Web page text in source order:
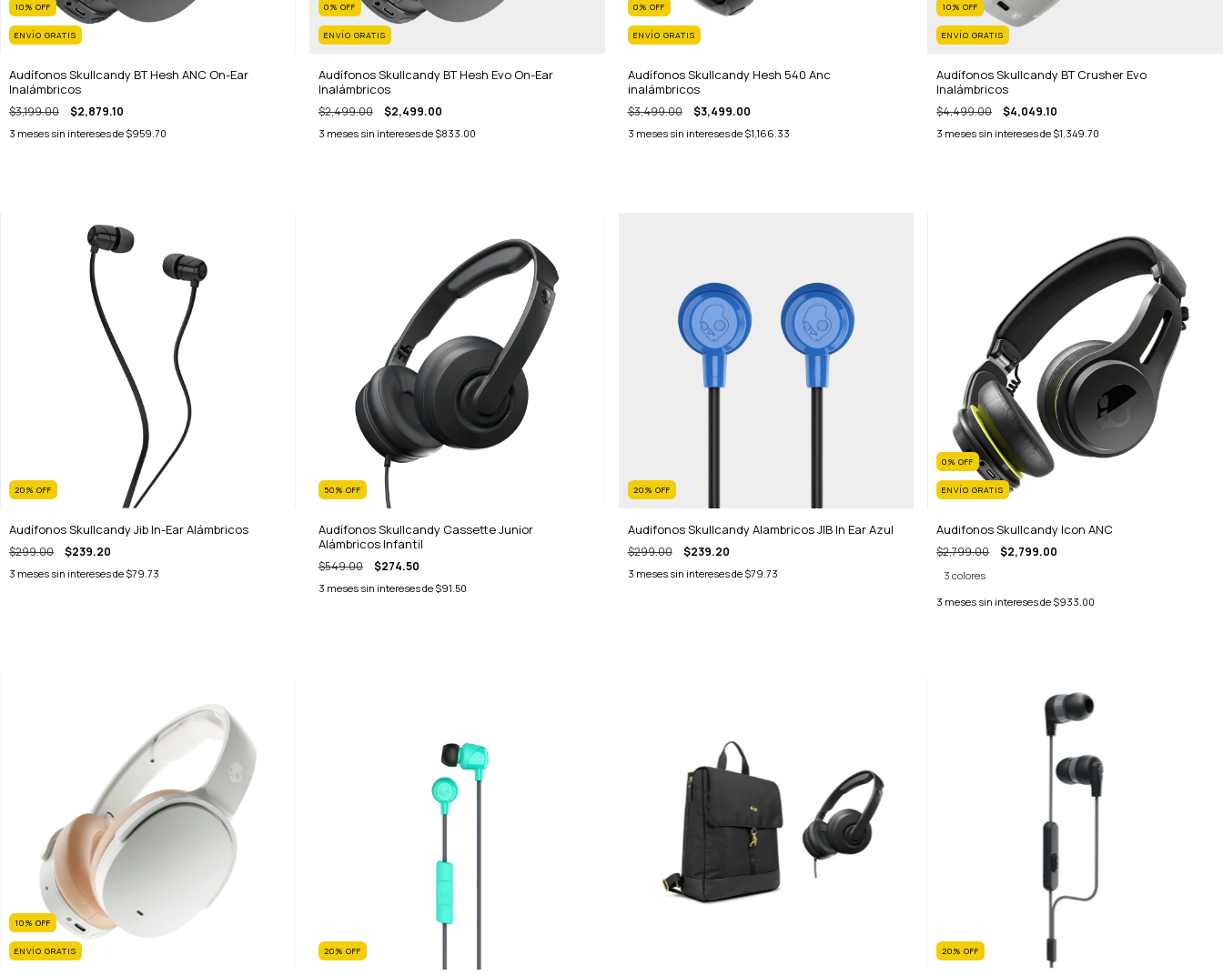
10% OFF
ENVÍO GRATIS
Audífonos Skullcandy BT Hesh ANC On-Ear
Inalámbricos
$3,199.00 $2,879.10
3 meses sin intereses de $959.70
0% OFF
ENVÍO GRATIS
Audífonos Skullcandy BT Hesh Evo On-Ear
Inalámbricos
$2,499.00 $2,499.00
3 meses sin intereses de $833.00
0% OFF
ENVÍO GRATIS
Audífonos Skullcandy Hesh 540 Anc
inalámbricos
$3,499.00 $3,499.00
3 meses sin intereses de $1,166.33
10%OFF
ENVÍO GRATIS
Audífonos Skullcandy BT Crusher Evo
Inalámbricos
$4,499.00 $4,049.10
3 meses sin intereses de $1,349.70
20% OFF
Audífonos Skullcandy Jib In-Ear Alámbricos
$299.00 $239.20
3 meses sin intereses de $79.73
50% OFF
Audífonos Skullcandy Cassette Junior
Alámbricos Infantil
$549.00 $274.50
3 meses sin intereses de $91.50
20% OFF
Audifonos Skullcandy Alambricos JIB In Ear Azul
$299.00 $239.20
3 meses sin intereses de $79.73
0%OFF
ENVÍO GRATIS
Audifonos Skullcandy Icon ANC
$2,799.00 $2,799.00
3 colores
3 meses sin intereses de $933.00
10% OFF
ENVÍO GRATIS 20% OFF 20%OFF